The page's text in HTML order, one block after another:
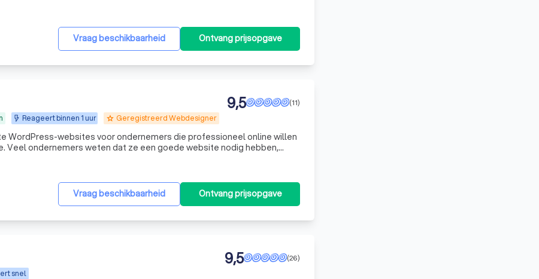
Vraag beschikbaarheid Ontvang prijsopgave
Reageert binnen 1 uur grade Geregistreerd Webdesigner
(11)
9,5
WordPress-websites voor ondernemers die professioneel online willen
hosting, domeinnaam, e-mail, WordPress, onderhoud, beveiliging en
Vraag beschikbaarheid Ontvang prijsopgave
snel
(26)
9,5